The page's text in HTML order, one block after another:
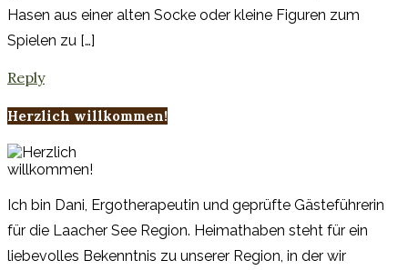
Hasen aus einer alten Socke oder kleine Figuren zum
Spielen zu […]
Reply
Herzlich willkommen!
Ich bin Dani, Ergotherapeutin und geprüfte Gästeführerin
für die Laacher See Region. Heimathaben steht für ein
liebevolles Bekenntnis zu unserer Region, in der wir